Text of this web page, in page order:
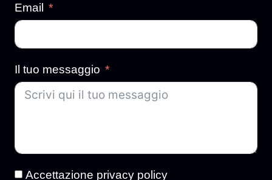
Email
Il tuo messaggio
Accettazione privacy policy